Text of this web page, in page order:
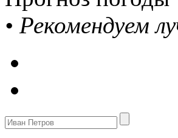
• Рекомендуем